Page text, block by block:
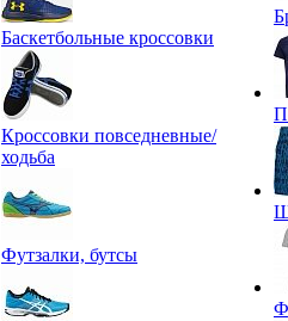
Баскетбольные кроссовки
Кроссовки повседневные/
ходьба
Футзалки, бутсы